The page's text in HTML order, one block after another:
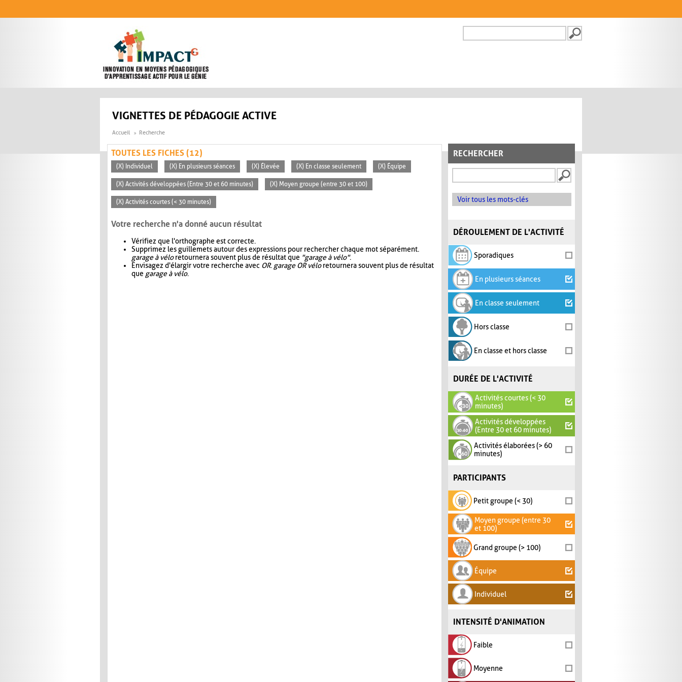
FORMULAIRE DE
VIGNETTES DE PÉDAGOGIE ACTIVE
Accueil Recherche
RECHERCHER
Voir tous les mots-clés
DÉROULEMENT DE L'ACTIVITÉ
Sporadiques
En plusieurs séances
En classe seulement
Hors classe
En classe et hors classe
DURÉE DE L'ACTIVITÉ
Activités courtes (< 30
minutes)
Activités développées
(Entre 30 et 60 minutes)
Activités élaborées (> 60
minutes)
PARTICIPANTS
Petit groupe (< 30)
Moyen groupe (entre 30
et 100)
Grand groupe (> 100)
Équipe
Individuel
INTENSITÉ D'ANIMATION
Faible
Moyenne
TOUTES LES FICHES (12)
(X) Individuel (X) En plusieurs séances (X) Élevée (X) En classe seulement (X) Équipe
(X) Activités développées (Entre 30 et 60 minutes) (X) Moyen groupe (entre 30 et 100)
(X) Activités courtes (< 30 minutes)
Votre recherche n'a donné aucun résultat
Vérifiez que l'orthographe est correcte.
Supprimez les guillemets autour des expressions pour rechercher chaque mot séparément.
garage à véloretournera souvent plus de résultat que "garage à vélo".
Envisagez d'élargir votre recherche avec OR. garage OR véloretournera souvent plus de résultat
que garage à vélo.